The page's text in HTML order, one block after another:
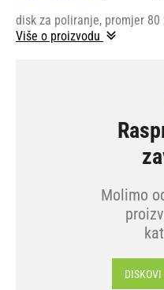
disk za poliranje, promjer 80
Više o proizvodu
Molimo